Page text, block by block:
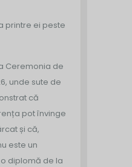
printre ei peste
Ceremonia de
unde sute de
că
pot învinge
și că,
este un
diplomă de la